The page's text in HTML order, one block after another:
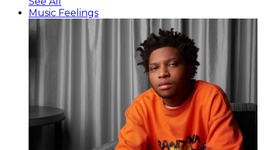
Music Feelings